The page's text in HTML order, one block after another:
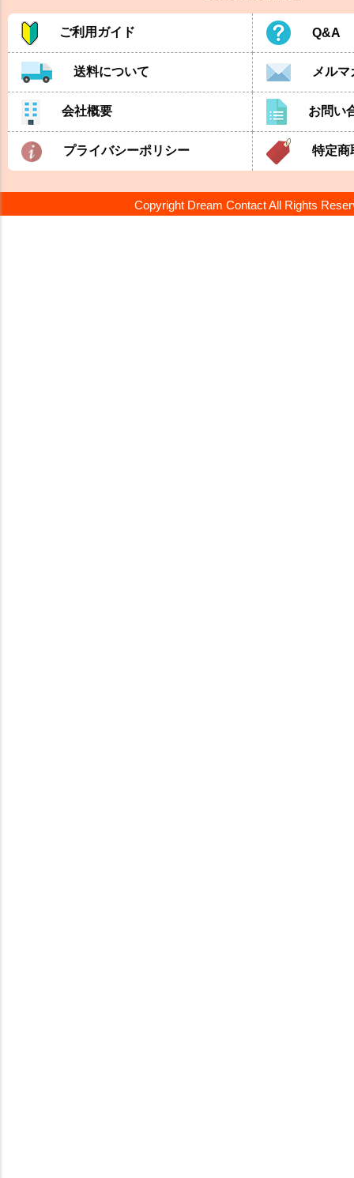
ご利用ガイド Q&A
送料について メル
会社概要 お問い
プライバシーポリシー 特定商
Copyright Dream Contact All Rights